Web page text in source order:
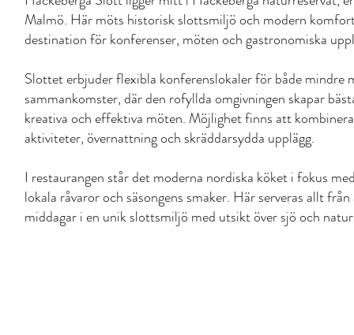
Malmö. Här möts historisk slottsmiljö och modern
destination för konferenser, möten och gastronomiska
Slottet erbjuder flexibla konferenslokaler för både mindre
sammankomster, där den rofyllda omgivningen skapar
kreativa och effektiva möten. Möjlighet finns att
aktiviteter, övernattning och skräddarsydda upplägg.
I restaurangen står det moderna nordiska köket i fokus
lokala råvaror och säsongens smaker. Här serveras allt
middagar i en unik slottsmiljö med utsikt över sjö och